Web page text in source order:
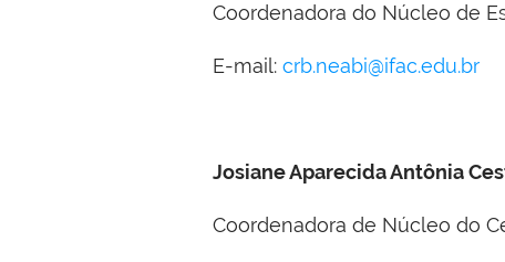
Coordenadora do Núcleo de
E-mail: crb.neabi@ifac.edu.br
Josiane Aparecida Antônia
Coordenadora de Núcleo do